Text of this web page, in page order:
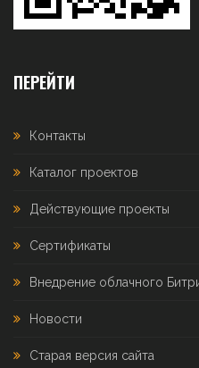
ПЕРЕЙТИ
Контакты
Каталог проектов
Действующие проекты
Сертификаты
Внедрение облачного
Новости
Старая версия сайта